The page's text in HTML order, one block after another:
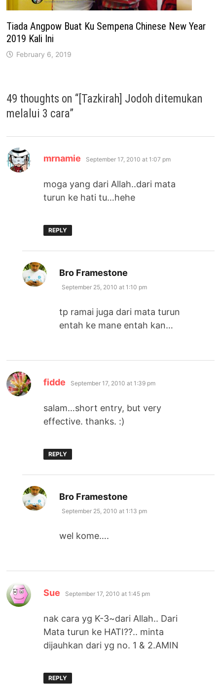
Tiada Angpow Buat Ku Sempena Chinese New Year
2019 Kali Ini
February 6, 2019
49 thoughts on “ [Tazkirah] Jodoh ditemukan
melalui 3 cara”
mrnamie says:
September 17, 2010 at 1:07 pm
moga yang dari Allah..dari mata
turun ke hati tu…hehe
REPLY
Bro Framestone
September 25, 2010 at 1:10 pm
tp ramai juga dari mata turun
entah ke mane entah kan…
fidde says:
September 17, 2010 at 1:39 pm
salam…short entry, but very
effective. thanks. :)
REPLY
Bro Framestone
September 25, 2010 at 1:13 pm
wel kome….
Sue says:
September 17, 2010 at 1:45 pm
nak cara yg K-3~dari Allah.. Dari
Mata turun ke HATI??.. minta
dijauhkan dari yg no. 1 & 2.AMIN
REPLY